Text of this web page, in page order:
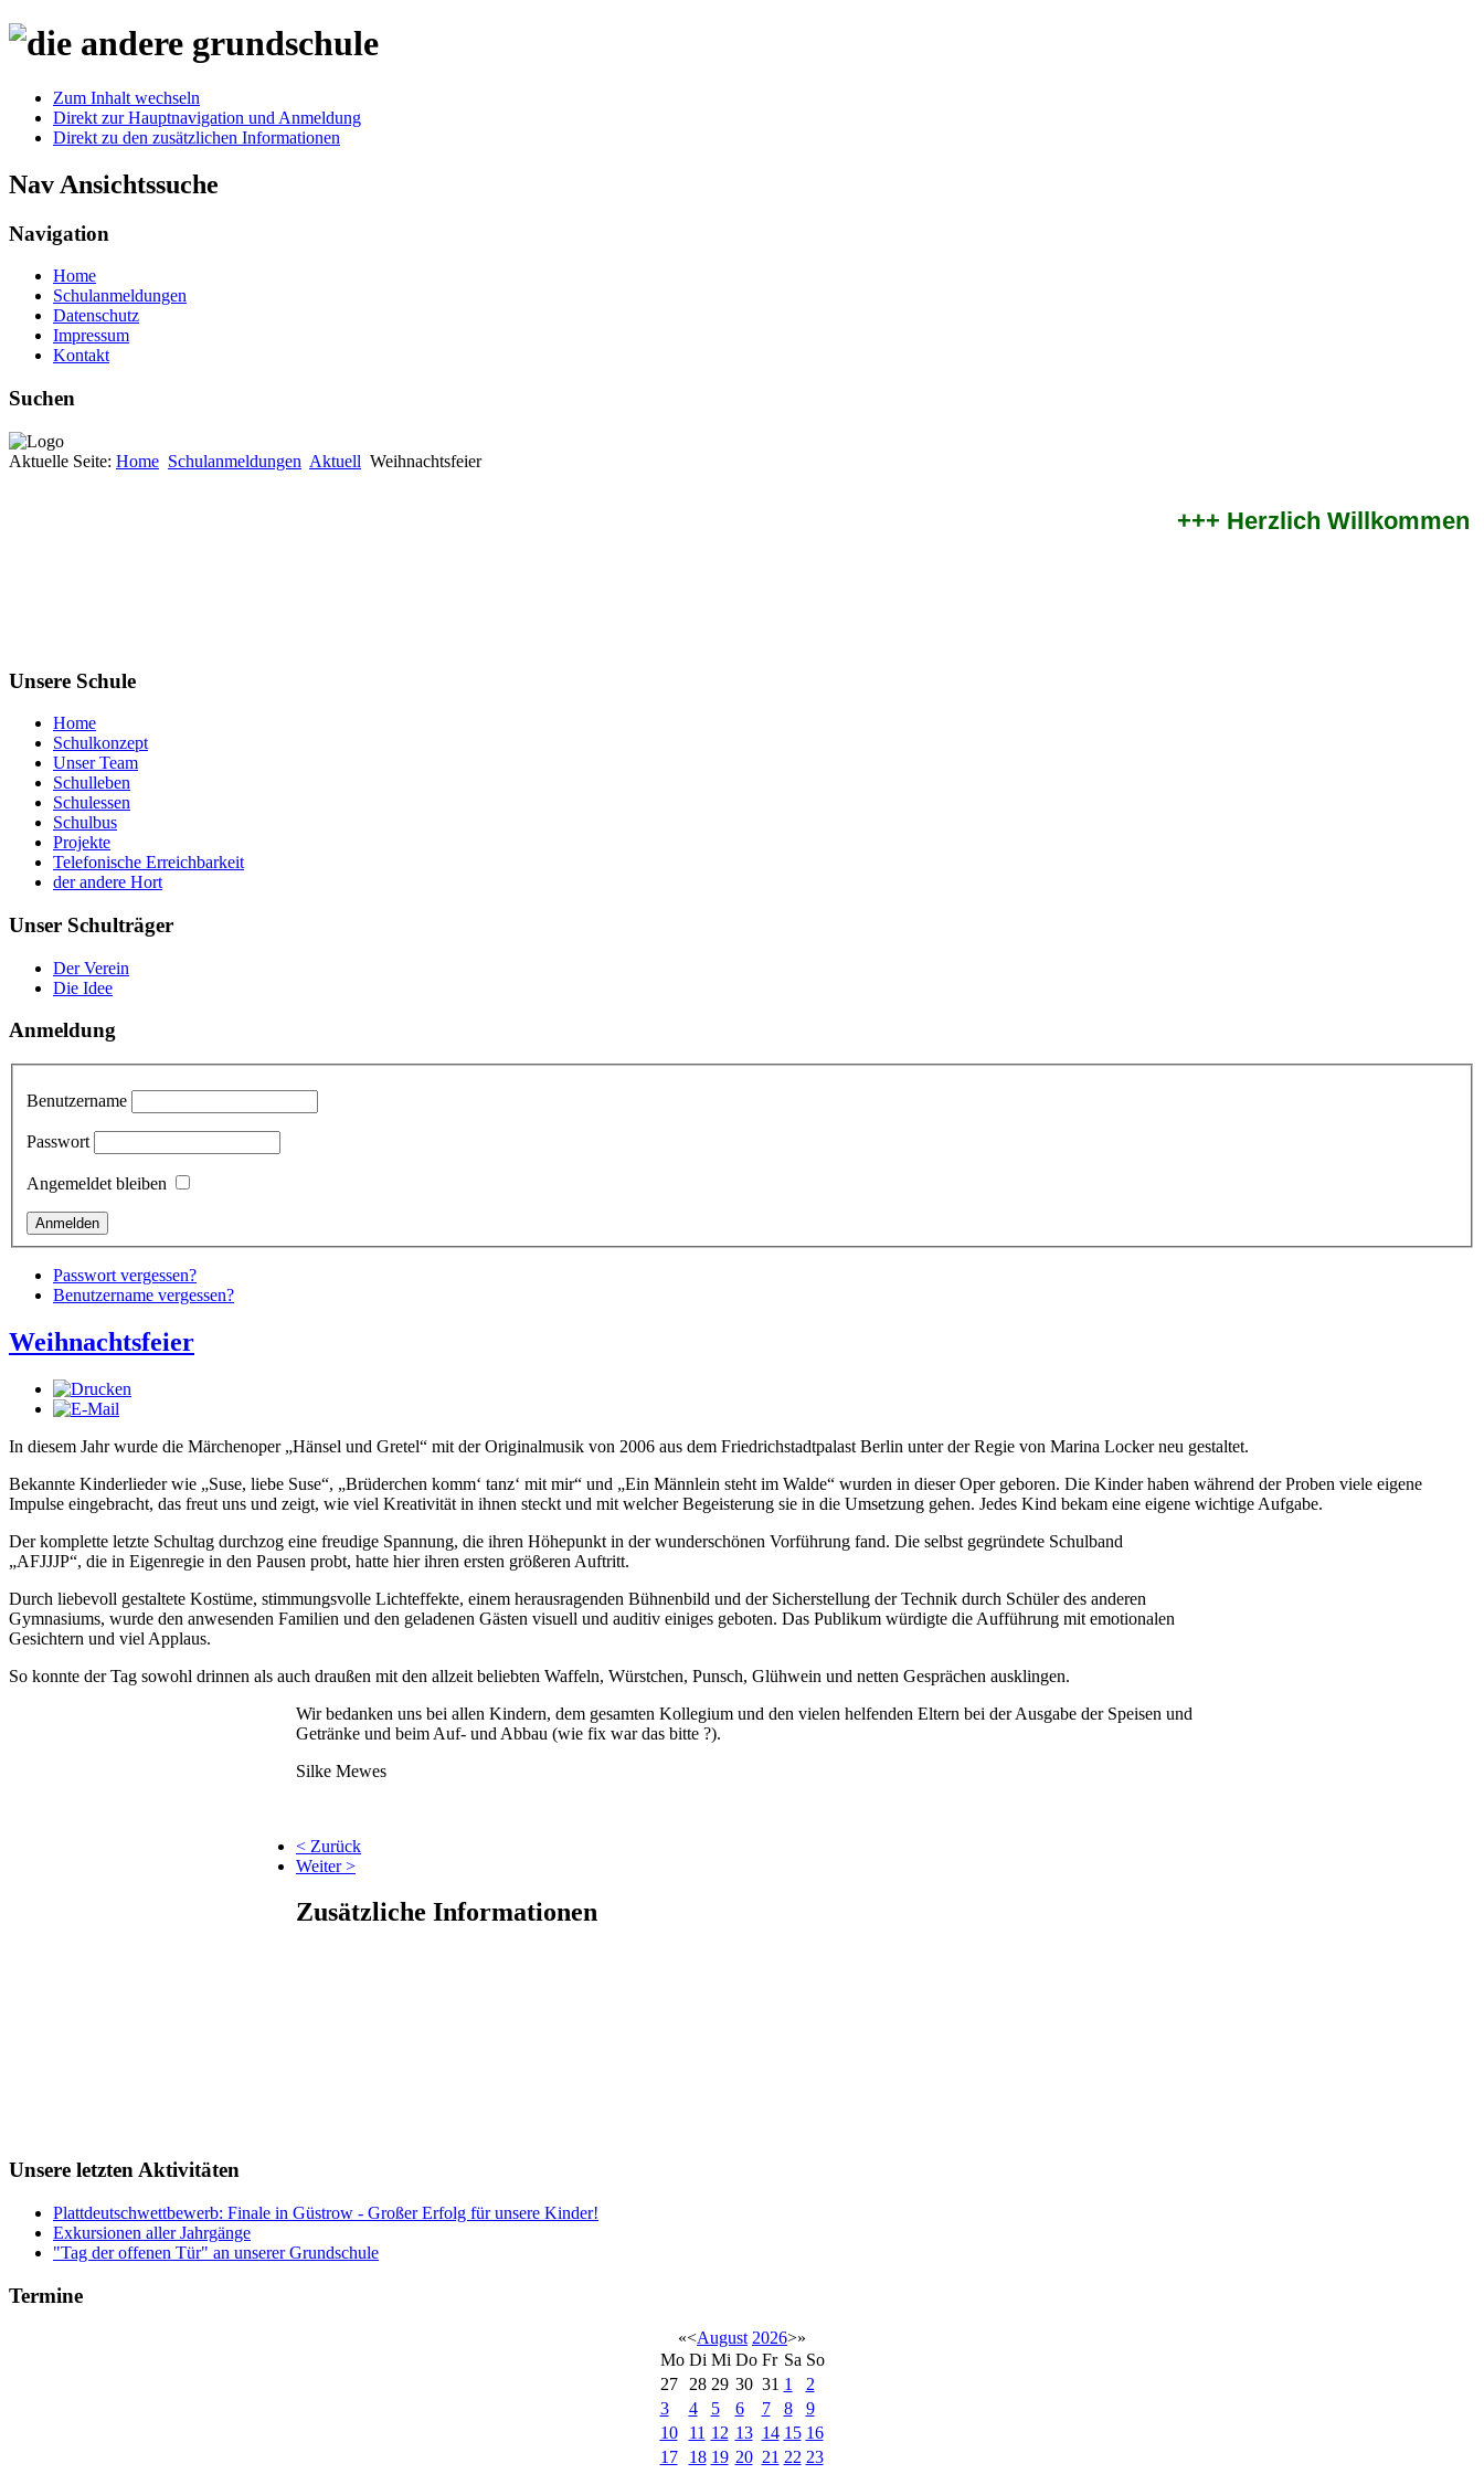
Zum Inhalt wechseln
Direkt zur Hauptnavigation und Anmeldung
Direkt zu den zusätzlichen Informationen
Nav Ansichtssuche
Navigation
Home
Schulanmeldungen
Datenschutz
Impressum
Kontakt
Suchen
Aktuelle Seite: Home Schulanmeldungen Aktuell Weihnachtsfeier
+++ Herzlich Willkommen
Unsere Schule
Home
Schulkonzept
Unser Team
Schulleben
Schulessen
Schulbus
Projekte
Telefonische Erreichbarkeit
der andere Hort
Unser Schulträger
Der Verein
Die Idee
Anmeldung
Benutzername
Passwort
Angemeldet bleiben
Passwort vergessen?
Benutzername vergessen?
Weihnachtsfeier
In diesem Jahr wurde die Märchenoper „Hänsel und Gretel“ mit der Originalmusik von 2006 aus dem Friedrichstadtpalast Berlin unter der Regie von Marina Locker neu gestaltet.
Bekannte Kinderlieder wie „Suse, liebe Suse“, „Brüderchen komm‘ tanz‘ mit mir“ und „Ein Männlein steht im Walde“ wurden in dieser Oper geboren. Die Kinder haben während der Proben viele eigene
Impulse eingebracht, das freut uns und zeigt, wie viel Kreativität in ihnen steckt und mit welcher Begeisterung sie in die Umsetzung gehen. Jedes Kind bekam eine eigene wichtige Aufgabe.
Der komplette letzte Schultag durchzog eine freudige Spannung, die ihren Höhepunkt in der wunderschönen Vorführung fand. Die selbst gegründete Schulband
„AFJJJP“, die in Eigenregie in den Pausen probt, hatte hier ihren ersten größeren Auftritt.
Durch liebevoll gestaltete Kostüme, stimmungsvolle Lichteffekte, einem herausragenden Bühnenbild und der Sicherstellung der Technik durch Schüler des anderen
Gymnasiums, wurde den anwesenden Familien und den geladenen Gästen visuell und auditiv einiges geboten. Das Publikum würdigte die Aufführung mit emotionalen
Gesichtern und viel Applaus.
So konnte der Tag sowohl drinnen als auch draußen mit den allzeit beliebten Waffeln, Würstchen, Punsch, Glühwein und netten Gesprächen ausklingen.
Wir bedanken uns bei allen Kindern, dem gesamten Kollegium und den vielen helfenden Eltern bei der Ausgabe der Speisen und
Getränke und beim Auf- und Abbau (wie fix war das bitte ?).
Silke Mewes
< Zurück
Weiter >
Zusätzliche Informationen
Unsere letzten Aktivitäten
Plattdeutschwettbewerb: Finale in Güstrow - Großer Erfolg für unsere Kinder!
Exkursionen aller Jahrgänge
"Tag der offenen Tür" an unserer Grundschule
Termine
«<August 2026>»
Mo Di Mi Do Fr Sa So
27
28 29 30 31 1
2
3
4 5 6 7 8
9
10
11 12 13 14 15 16
17
18 19 20 21 22 23